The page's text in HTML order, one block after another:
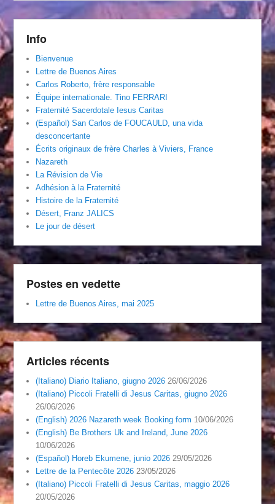
Info
Bienvenue
Lettre de Buenos Aires
Carlos Roberto, frère responsable
Équipe internationale. Tino FERRARI
Fraternité Sacerdotale Iesus Caritas
(Español) San Carlos de FOUCAULD, una vida
desconcertante
Écrits originaux de frère Charles à Viviers, France
Nazareth
La Révision de Vie
Adhésion à la Fraternité
Histoire de la Fraternité
Désert, Franz JALICS
Le jour de désert
Postes en vedette
Lettre de Buenos Aires, mai 2025
Articles récents
(Italiano) Diario Italiano, giugno 2026 26/06/2026
(Italiano) Piccoli Fratelli di Jesus Caritas, giugno 2026
26/06/2026
(English) 2026 Nazareth week Booking form 10/06/2026
(English) Be Brothers Uk and Ireland, June 2026
10/06/2026
(Español) Horeb Ekumene, junio 2026 29/05/2026
Lettre de la Pentecôte 2026 23/05/2026
(Italiano) Piccoli Fratelli di Jesus Caritas, maggio 2026
20/05/2026